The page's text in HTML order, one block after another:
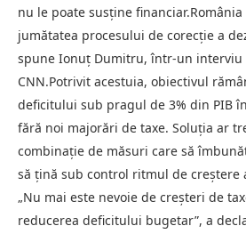
nu le poate susține financiar.România
jumătatea procesului de corecție a
spune Ionuț Dumitru, într-un interviu
CNN.Potrivit acestuia, obiectivul
deficitului sub pragul de 3% din PIB
fără noi majorări de taxe. Soluția ar
combinație de măsuri care să
să țină sub control ritmul de creștere
„Nu mai este nevoie de creșteri de
reducerea deficitului bugetar”, a